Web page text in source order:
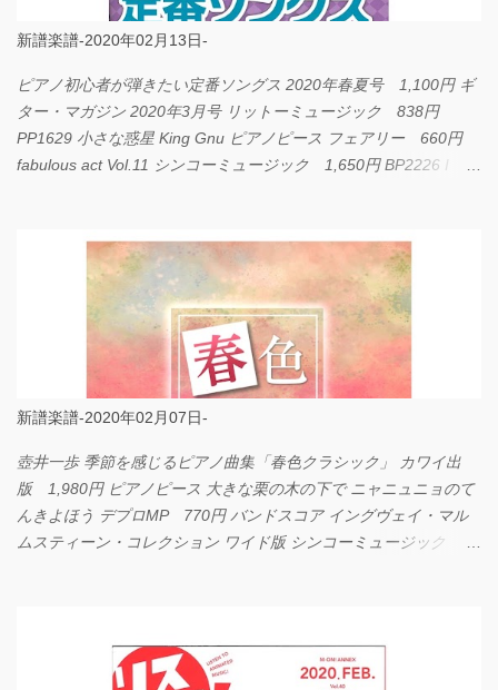
新譜楽譜-2020年02月13日-
ピアノ初心者が弾きたい定番ソングス 2020年春夏号 1,100円 ギ
ター・マガジン 2020年3月号 リットーミュージック 838円
PP1629 小さな惑星 King Gnu ピアノピース フェアリー 660円
fabulous act Vol.11 シンコーミュージック 1,650円 BP2226 I
新譜楽譜-2020年02月07日-
壺井一歩 季節を感じるピアノ曲集「春色クラシック」 カワイ出
版 1,980円 ピアノピース 大きな栗の木の下で ニャニュニョのて
んきよほう デプロMP 770円 バンドスコア イングヴェイ・マル
ムスティーン・コレクション ワイド版 シンコーミュージック